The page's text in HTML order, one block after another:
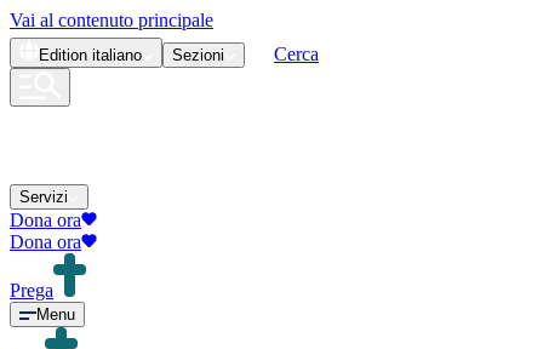
Vai al contenuto principale
Edition italiano Sezioni Cerca
Servizi
Dona ora
Dona ora
Prega
Menu